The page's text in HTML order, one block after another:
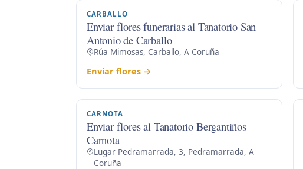
CARBALLO
Enviar flores funerarias al Tanatorio San
Antonio de Carballo
Rúa Mimosas, Carballo, A Coruña
Enviar flores →
CARNOTA
Enviar flores al Tanatorio Bergantiños
Carnota
Lugar Pedramarrada, 3, Pedramarrada, A
Coruña